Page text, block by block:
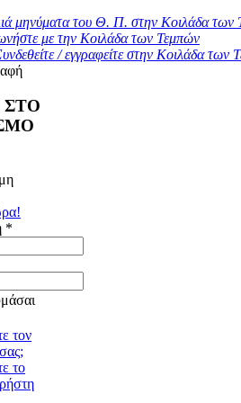
μηνύματα του Θ. Π. στην Κοιλάδα των
με την Κοιλάδα των Τεμπών
/ εγγραφείτε στην Κοιλάδα των
ΣΤΟ
*
τον
το